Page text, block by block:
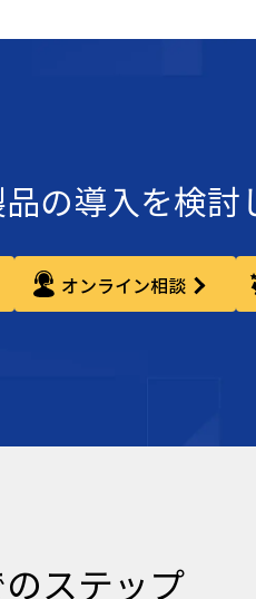
の導入を検討
オンライン相談
ステップ